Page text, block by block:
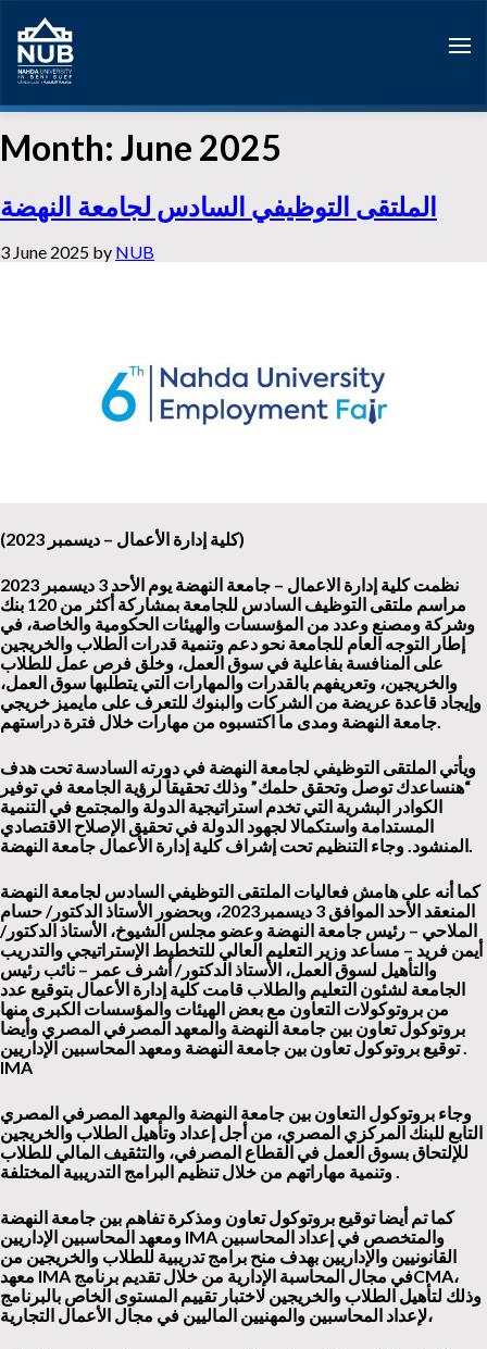
content
Month: June 2025
الملتقى التوظيفي السادس لجامعة النهضة
3 June 2025 by NUB
(كلية إدارة الأعمال – ديسمبر 2023)
نظمت كلية إدارة الاعمال – جامعة النهضة يوم الأحد 3 ديسمبر 2023
مراسم ملتقى التوظيف السادس للجامعة بمشاركة أكثر من 120 بنك
وشركة ومصنع وعدد من المؤسسات والهيئات الحكومية والخاصة، في
إطار التوجه العام للجامعة نحو دعم وتنمية قدرات الطلاب والخريجين
على المنافسة بفاعلية في سوق العمل، وخلق فرص عمل للطلاب
والخريجين، وتعريفهم بالقدرات والمهارات التي يتطلبها سوق العمل،
وإيجاد قاعدة عريضة من الشركات والبنوك للتعرف على مايميز خريجي
جامعة النهضة ومدى ما اكتسبوه من مهارات خلال فترة دراستهم.
ويأتي الملتقى التوظيفي لجامعة النهضة في دورته السادسة تحت هدف
“هنساعدكتوصل وتحقق حلمك” وذلك تحقيقاً لرؤية الجامعة في توفير
الكوادر البشرية التي تخدم استراتيجية الدولة والمجتمع في التنمية
المستدامة واستكمالا لجهود الدولة في تحقيق الإصلاح الاقتصادي
المنشود. وجاء التنظيم تحت إشراف كلية إدارة الأعمال جامعة النهضة.
كما أنه على هامش فعاليات الملتقى التوظيفي السادس لجامعة النهضة
المنعقد الأحد الموافق 3 ديسمبر2023، وبحضور الأستاذ الدكتور/ حسام
الملاحي – رئيس جامعة النهضة وعضو مجلس الشيوخ، الأستاذ الدكتور/
أيمن فريد – مساعد وزير التعليم العالي للتخطيط الإستراتيجي والتدريب
والتأهيل لسوق العمل، الأستاذ الدكتور/ أشرف عمر – نائب رئيس
الجامعة لشئون التعليم والطلاب قامت كلية إدارة الأعمال بتوقيع عدد
من بروتوكولات التعاون مع بعض الهيئات والمؤسسات الكبرى منها
بروتوكول تعاون بين جامعة النهضة والمعهد المصرفي المصري وأيضا
توقيع بروتوكول تعاون بين جامعة النهضة ومعهد المحاسبين الإداريين.
IMA
وجاء بروتوكول التعاون بين جامعة النهضة والمعهد المصرفي المصري
التابع للبنك المركزي المصري، من أجل إعداد وتأهيل الطلاب والخريجين
للإلتحاق بسوق العمل في القطاع المصرفي، والتثقيف المالي للطلاب
.
كما تم أيضا توقيع بروتوكول تعاون ومذكرة تفاهم بين جامعة النهضة
ومعهد المحاسبين الإداريين IMA والمتخصص في إعداد المحاسبين
القانونيين والإداريين بهدف منح برامج تدريبية للطلاب والخريجين من
معهد IMA في مجال المحاسبة الإدارية من خلال تقديم برنامجCMA،
وذلك لتأهيل الطلاب والخريجين لاختبار تقييم المستوى الخاص بالبرنامج
لإعداد المحاسبين والمهنيين الماليين في مجال الأعمال التجارية،